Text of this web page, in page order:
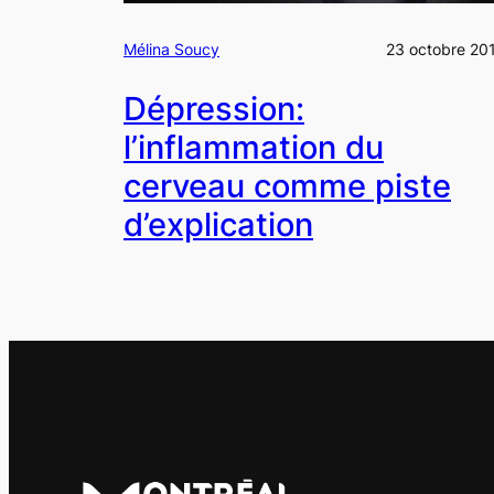
Mélina Soucy 23 octobre
Dépression:
l’inflammation du
cerveau comme piste
d’explication